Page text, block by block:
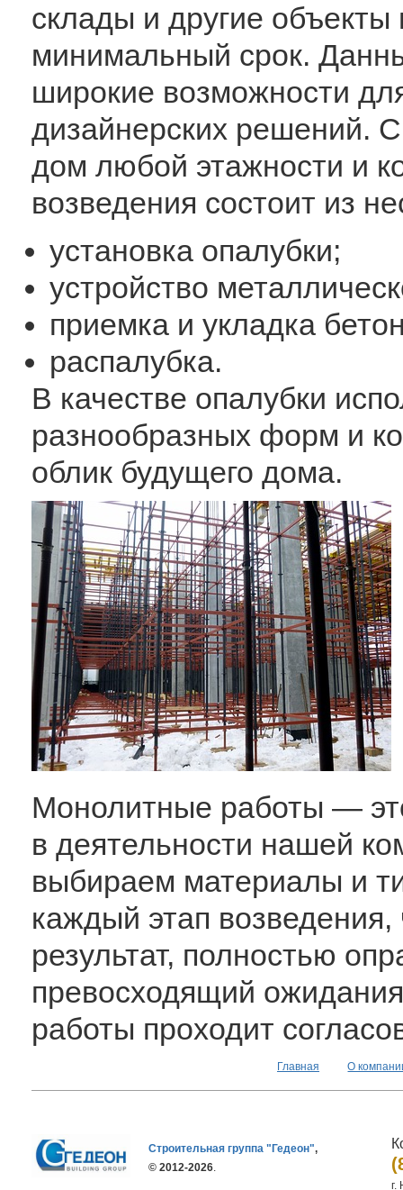
склады и другие объекты
минимальный срок.
широкие возможности
дизайнерских решений.
дом любой этажности и
возведения состоит из
установка опалубки;
устройство
приемка и укладка
распалубка.
В качестве опалубки
разнообразных форм и
облик будущего дома.
Монолитные работы —
в деятельности нашей
выбираем материалы и
каждый этап возведения,
результат, полностью
превосходящий
работы проходит
Главная О
Строительная группа "Гедеон",
© 2012-2026.
г.